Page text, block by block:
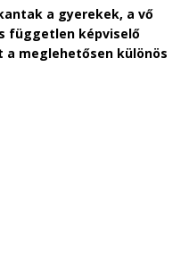
a gyerekek, a vő
független képviselő
meglehetősen különös